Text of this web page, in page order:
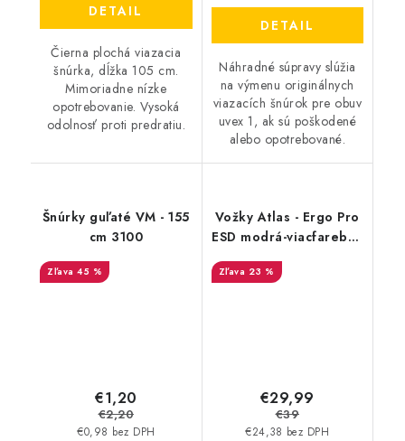
DETAIL
Čierna plochá viazacia
šnúrka, dĺžka 105 cm.
Mimoriadne nízke
opotrebovanie. Vysoká
odolnosť proti predratiu.
DETAIL
Náhradné súpravy slúžia
na výmenu originálnych
viazacích šnúrok pre obuv
uvex 1, ak sú poškodené
alebo opotrebované.
Šnúrky guľaté VM - 155
cm 3100
45 %
€0,98 bez DPH
€1,20
€2,20
Vožky Atlas - Ergo Pro
ESD modrá-viacfarebná
23 %
€24,38 bez DPH
€29,99
€39